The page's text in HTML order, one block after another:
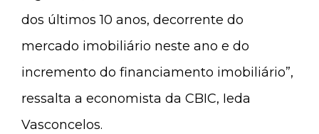
dos últimos 10 anos, decorrente do
mercado imobiliário neste ano e do
incremento do financiamento imobiliário”,
ressalta a economista da CBIC, Ieda
Vasconcelos.